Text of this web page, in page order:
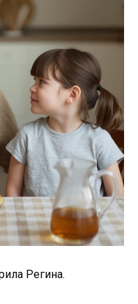
Регина.